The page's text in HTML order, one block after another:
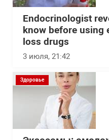
Endocrinologist
know before using
loss drugs
3 июля, 21:42
Здоровье